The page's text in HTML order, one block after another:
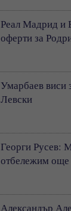
Реал Мадрид и
оферти за
Умарбаев виси
Левски
Георги Русев:
отбележим още
Александър